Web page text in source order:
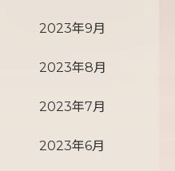
2023年9月
2023年8月
2023年7月
2023年6月